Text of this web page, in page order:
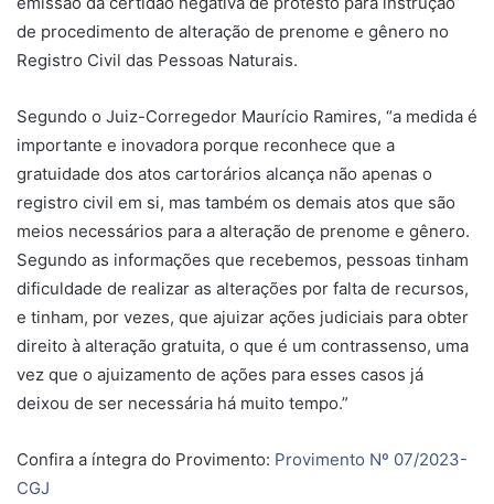
de procedimento de alteração de prenome e gênero no
Registro Civil das Pessoas Naturais.
Segundo o Juiz-Corregedor Maurício Ramires, “a medida é
importante e inovadora porque reconhece que a
gratuidade dos atos cartorários alcança não apenas o
registro civil em si, mas também os demais atos que são
meios necessários para a alteração de prenome e gênero.
Segundo as informações que recebemos, pessoas tinham
dificuldade de realizar as alterações por falta de recursos,
e tinham, por vezes, que ajuizar ações judiciais para obter
direito à alteração gratuita, o que é um contrassenso, uma
vez que o ajuizamento de ações para esses casos já
deixou de ser necessária há muito tempo.”
Confira a íntegra do Provimento: Provimento Nº 07/2023-
CGJ